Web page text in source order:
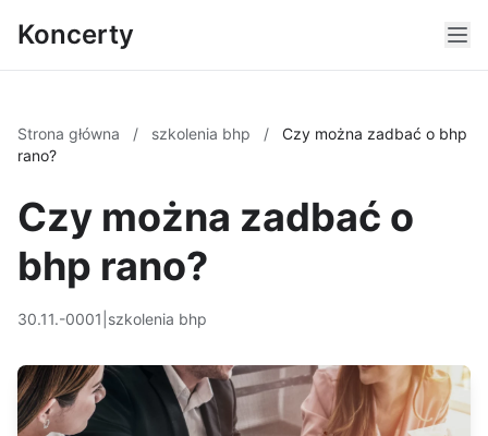
Koncerty
Strona główna / szkolenia bhp /
Czy można zadbać o bhp
rano?
Czy można zadbać o
bhp rano?
30.11.-0001 szkolenia bhp